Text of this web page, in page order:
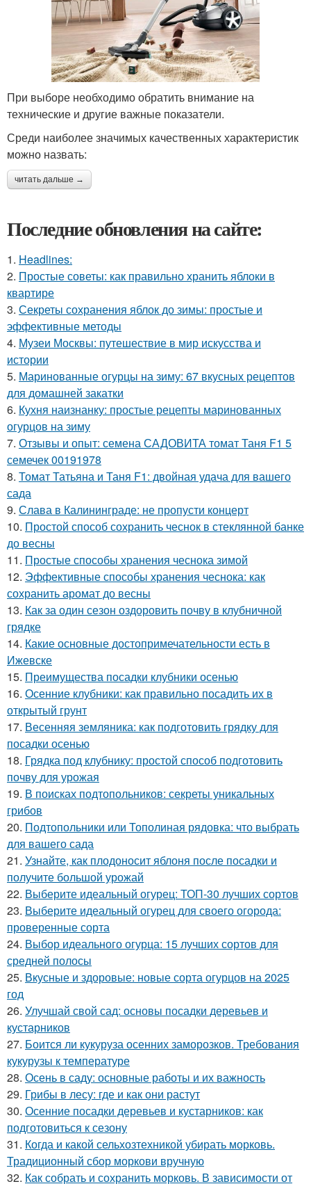
При выборе необходимо обратить внимание на
технические и другие важные показатели.
Среди наиболее значимых качественных характеристик
можно назвать:
читать дальше →
Последние обновления на сайте:
1. Headlines:
2. Простые советы: как правильно хранить яблоки в
квартире
3. Секреты сохранения яблок до зимы: простые и
эффективные методы
4. Музеи Москвы: путешествие в мир искусства и
истории
5. Маринованные огурцы на зиму: 67 вкусных рецептов
для домашней закатки
6. Кухня наизнанку: простые рецепты маринованных
огурцов на зиму
7. Отзывы и опыт: семена САДОВИТА томат Таня F1 5
семечек 00191978
8. Томат Татьяна и Таня F1: двойная удача для вашего
сада
9. Слава в Калининграде: не пропусти концерт
10. Простой способ сохранить чеснок в стеклянной банке
до весны
11. Простые способы хранения чеснока зимой
12. Эффективные способы хранения чеснока: как
сохранить аромат до весны
13. Как за один сезон оздоровить почву в клубничной
грядке
14. Какие основные достопримечательности есть в
Ижевске
15. Преимущества посадки клубники осенью
16. Осенние клубники: как правильно посадить их в
открытый грунт
17. Весенняя земляника: как подготовить грядку для
посадки осенью
18. Грядка под клубнику: простой способ подготовить
почву для урожая
19. В поисках подтопольников: секреты уникальных
грибов
20. Подтопольники или Тополиная рядовка: что выбрать
для вашего сада
21. Узнайте, как плодоносит яблоня после посадки и
получите большой урожай
22. Выберите идеальный огурец: ТОП-30 лучших сортов
23. Выберите идеальный огурец для своего огорода:
проверенные сорта
24. Выбор идеального огурца: 15 лучших сортов для
средней полосы
25. Вкусные и здоровые: новые сорта огурцов на 2025
год
26. Улучшай свой сад: основы посадки деревьев и
кустарников
27. Боится ли кукуруза осенних заморозков. Требования
кукурузы к температуре
28. Осень в саду: основные работы и их важность
29. Грибы в лесу: где и как они растут
30. Осенние посадки деревьев и кустарников: как
подготовиться к сезону
31. Когда и какой сельхозтехникой убирать морковь.
Традиционный сбор моркови вручную
32. Как собрать и сохранить морковь. В зависимости от